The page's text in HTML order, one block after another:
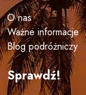
O nas
Ważne informacje
Blog podróżniczy
Sprawdź!